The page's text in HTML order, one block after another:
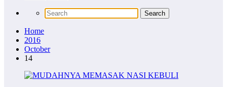
Home
2016
October
14